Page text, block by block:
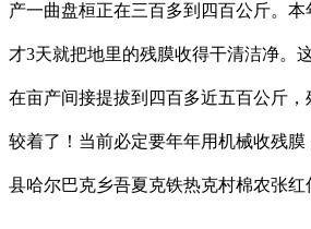
产一曲盘桓正在三百多到四百公斤。本
才3天就把地里的残膜收得干清洁净。
在亩产间接提拔到四百多近五百公斤
较着了！当前必定要年年用机械收残膜
县哈尔巴克乡吾夏克铁热克村棉农张红